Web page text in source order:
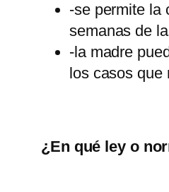
-se permite la
semanas de
-la madre
los casos
¿En qué ley o